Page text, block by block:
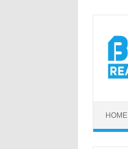
content
HOME